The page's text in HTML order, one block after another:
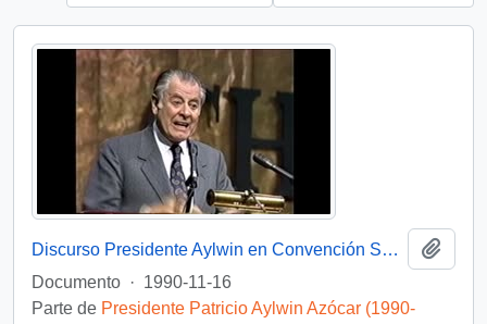
Discurso Presidente Aylwin en Convención Santiago: Video
Documento · 1990-11-16
Parte de Presidente Patricio Aylwin Azócar (1990-